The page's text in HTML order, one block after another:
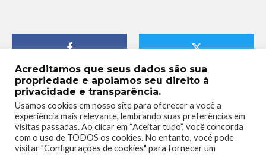
Acreditamos que seus dados são sua
propriedade e apoiamos seu direito à
privacidade e transparência.
Usamos cookies em nosso site para oferecer a você a
experiência mais relevante, lembrando suas preferências em
visitas passadas. Ao clicar em “Aceitar tudo”, você concorda
com o uso de TODOS os cookies. No entanto, você pode
visitar "Configurações de cookies" para fornecer um